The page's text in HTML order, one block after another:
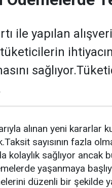
ile yapılan
alınan yeni kararlar
sayısının fazla
kolaylık sağlıyor ancak
yaşanmaya
düzenli bir şekilde